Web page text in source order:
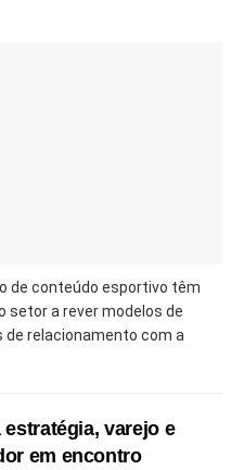
de conteúdo esportivo têm
setor a rever modelos de
relacionamento com a
varejo e
em encontro